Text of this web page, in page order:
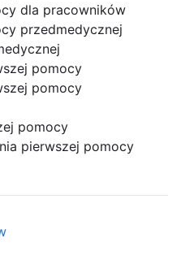
dla pracowników
przedmedycznej
pomocy
pomocy
pomocy
pierwszej pomocy